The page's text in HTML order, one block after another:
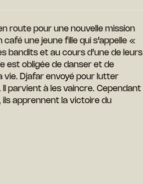
route pour une nouvelle mission
une jeune fille qui s’appelle «
bandits et au cours d’une de leurs
est obligée de danser et de
vie. Djafar envoyé pour lutter
parvient à les vaincre. Cependant
ils apprennent la victoire du